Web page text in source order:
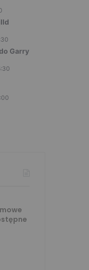
Garry